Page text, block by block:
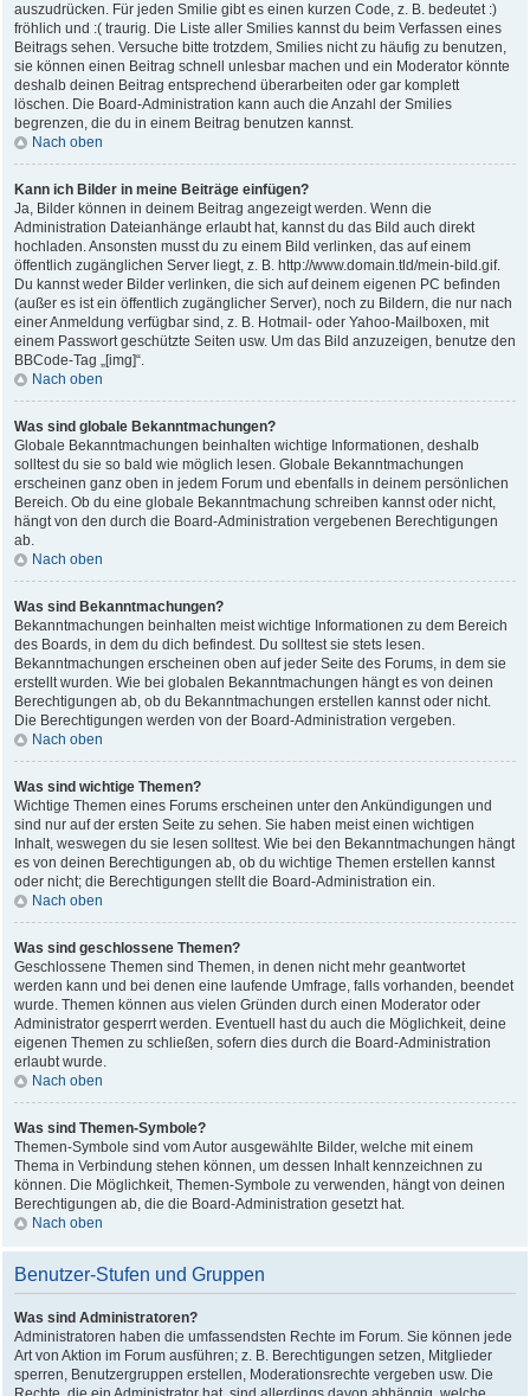
auszudrücken. Für jeden Smilie gibt es einen kurzen Code, z. B. bedeutet :)
fröhlich und :( traurig. Die Liste aller Smilies kannst du beim Verfassen eines
Beitrags sehen. Versuche bitte trotzdem, Smilies nicht zu häufig zu benutzen,
sie können einen Beitrag schnell unlesbar machen und ein Moderator könnte
deshalb deinen Beitrag entsprechend überarbeiten oder gar komplett
löschen. Die Board-Administration kann auch die Anzahl der Smilies
begrenzen, die du in einem Beitrag benutzen kannst.
Nach oben
Kann ich Bilder in meine Beiträge einfügen?
Ja, Bilder können in deinem Beitrag angezeigt werden. Wenn die
Administration Dateianhänge erlaubt hat, kannst du das Bild auch direkt
hochladen. Ansonsten musst du zu einem Bild verlinken, das auf einem
öffentlich zugänglichen Server liegt, z. B. http://www.domain.tld/mein-bild.gif.
Du kannst weder Bilder verlinken, die sich auf deinem eigenen PC befinden
(außer es ist ein öffentlich zugänglicher Server), noch zu Bildern, die nur nach
einer Anmeldung verfügbar sind, z. B. Hotmail- oder Yahoo-Mailboxen, mit
einem Passwort geschützte Seiten usw. Um das Bild anzuzeigen, benutze den
BBCode-Tag „[img]“.
Nach oben
Was sind globale Bekanntmachungen?
Globale Bekanntmachungen beinhalten wichtige Informationen, deshalb
solltest du sie so bald wie möglich lesen. Globale Bekanntmachungen
erscheinen ganz oben in jedem Forum und ebenfalls in deinem persönlichen
Bereich. Ob du eine globale Bekanntmachung schreiben kannst oder nicht,
hängt von den durch die Board-Administration vergebenen Berechtigungen
ab.
Nach oben
Was sind Bekanntmachungen?
Bekanntmachungen beinhalten meist wichtige Informationen zu dem Bereich
des Boards, in dem du dich befindest. Du solltest sie stets lesen.
Bekanntmachungen erscheinen oben auf jeder Seite des Forums, in dem sie
erstellt wurden. Wie bei globalen Bekanntmachungen hängt es von deinen
Berechtigungen ab, ob du Bekanntmachungen erstellen kannst oder nicht.
Die Berechtigungen werden von der Board-Administration vergeben.
Nach oben
Was sind wichtige Themen?
Wichtige Themen eines Forums erscheinen unter den Ankündigungen und
sind nur auf der ersten Seite zu sehen. Sie haben meist einen wichtigen
Inhalt, weswegen du sie lesen solltest. Wie bei den Bekanntmachungen hängt
es von deinen Berechtigungen ab, ob du wichtige Themen erstellen kannst
oder nicht; die Berechtigungen stellt die Board-Administration ein.
Nach oben
Was sind geschlossene Themen?
Geschlossene Themen sind Themen, in denen nicht mehr geantwortet
werden kann und bei denen eine laufende Umfrage, falls vorhanden, beendet
wurde. Themen können aus vielen Gründen durch einen Moderator oder
Administrator gesperrt werden. Eventuell hast du auch die Möglichkeit, deine
eigenen Themen zu schließen, sofern dies durch die Board-Administration
erlaubt wurde.
Nach oben
Was sind Themen-Symbole?
Themen-Symbole sind vom Autor ausgewählte Bilder, welche mit einem
Thema in Verbindung stehen können, um dessen Inhalt kennzeichnen zu
können. Die Möglichkeit, Themen-Symbole zu verwenden, hängt von deinen
Berechtigungen ab, die die Board-Administration gesetzt hat.
Nach oben
Benutzer-Stufen und Gruppen
Was sind Administratoren?
Administratoren haben die umfassendsten Rechte im Forum. Sie können jede
Art von Aktion im Forum ausführen; z. B. Berechtigungen setzen, Mitglieder
sperren, Benutzergruppen erstellen, Moderationsrechte vergeben usw. Die